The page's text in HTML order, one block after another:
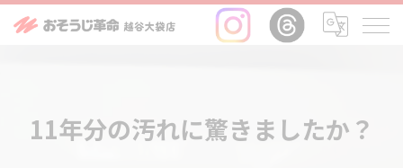
11年分の汚れに驚きましたか？